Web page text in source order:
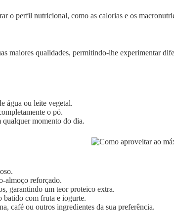
o perfil nutricional, como as calorias e os
maiores qualidades, permitindo-lhe experimentar
água ou leite vegetal.
o pó.
momento do dia.
almoço reforçado.
garantindo um teor proteico extra.
batido com fruta e iogurte.
café ou outros ingredientes da sua preferência.